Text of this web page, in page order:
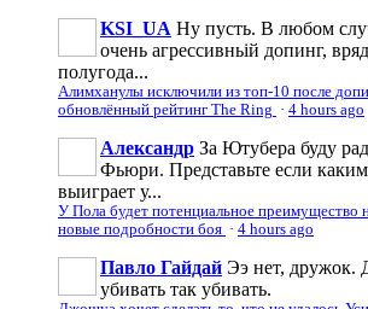
KSI_UA Ну пусть. В любом
очень агрессивньій допинг,
полугода...
Алимханулы исключили из топ-10 после
обновлённый рейтинг The Ring · 4 hours ago
Александр За Ютубера буду
Фьюри. Представьте если
выиграет у...
У Пола будет потенциальное
новые подробности боя · 4 hours ago
Павло Гайдай Ээ нет, дружок.
убивать так убивать.